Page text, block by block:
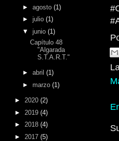
► agosto (1)
► julio (1)
▼ junio (1)
Capítulo 48
"Algarada
S.T.A.R.T."
► abril (1)
► marzo (1)
► 2020 (2)
► 2019 (4)
► 2018 (4)
► 2017 (5)